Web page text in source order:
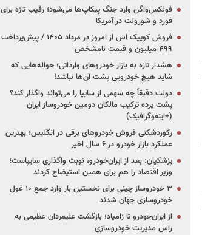
فولکس‌واگن وارد جنگ پیکاپ‌ها می‌شود؛ رقیب تازه برای
فورد و شورولت در آمریکا
فروش کوییک اس از امروز در مرداد ۱۴۰۵ / پیش‌پرداخت
۴۹۹ میلیون و قیمت نامشخص
هشدار تازه به بازار خودروهای وارداتی؛ حواله‌هایی که
شاید هیچ خودرویی پشت آن‌ها نباشد!
دولت دقیقاً چه سهمی از سایپا را می‌تواند واگذار کند؟
پشت پرده ترکیب مالکان دومین خودروساز ایران
(+اینفوگرافیک)
رکوردشکنی فروش خودروهای برقی در انگلیس؛ بهترین
عملکرد بازار خودرو در ۶ سال اخیر
پزشکیان: بعد از ایران‌خودرو، نوبت واگذاری سایپاست؛
وزیر اقتصاد را هم برای همین استیضاح کردند
۳ خودروساز چینی برای نخستین بار وارد جمع ۱۰ غول
خودروسازی جهان شدند
از ایران‌خودرو تا زامیاد؛ بازگشت علیمردان عظیمی به
راس مدیریت خودروسازی